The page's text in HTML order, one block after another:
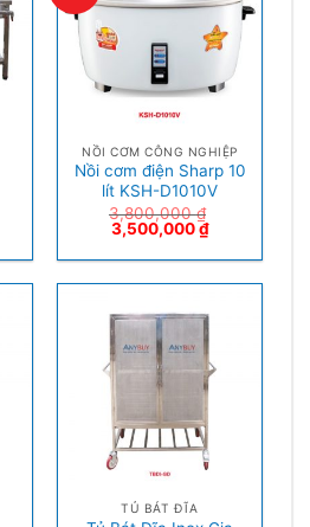
NỒI CƠM CÔNG NGHIỆP
Nồi cơm điện Sharp 10
lít KSH-D1010V
3,800,000₫
3,500,000₫
TỦ BÁT ĐĨA